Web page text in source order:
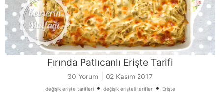
Fırında Patlıcanlı Erişte Tarifi
30 Yorum 02 Kasım 2017
değişik erişte tarifleri• değişik erişteli tarifler• Erişte